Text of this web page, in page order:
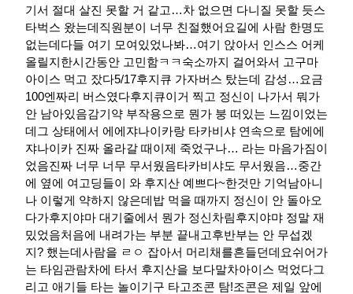
기서 절대 살진 못할 거 같고…차 없으면 다니질 못할 듯스
타벅스 왔는데직원분이 너무 친절했어요길에 사람 한명도
없는데다들 여기 모여있었나봐…여기 앉아서 인스스 어케
올릴지한시간동안 고민함ㅋㅋ숙소까지 걸어와서 고구마
아이스 먹고 잤다​5/17후지큐 가자버스 탔는데 감성…요금
100엔짜리 버스였다후지큐이거 찍고 정신이 나가서 뭐가
안 남아있음감기약 부작용으로 뭔가 붕 떠있는 느낌이었는
데그 상태에서 에에쟈나이카랑 타카비샤 연속으로 탐에에
쟈나이카 진짜 올라갈 때이제 죽었구나… 라는 마음가짐이
었음진짜 너무 너무 무서웠음타카비샤도 무서웠음…중간
에 옆에 여고딩들이 와 후지산 예쁘다~한것만 기억남아니
나 이렇게 약하지 않은데밥 먹을 때까지 정신이 안 돌아오
다가후지야마 대기줄에서 뭔가 정신차림후지야먀 정말 재
밌었음처음에 내려가는 부분 끝내고후반부는 안 무섭겠
지? 했는데사람을 ㄹㅇ 잡아서 머리채를흔들던데요쉬어가
는 타임관람차에 타서 후지산을 보다말차아이스 먹었다그
리고 애기들 타는 놀이기구 타고조콘 탐!조콘은 제일 앞에